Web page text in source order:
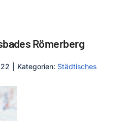
Römerberg
Kategorien: Städtisches